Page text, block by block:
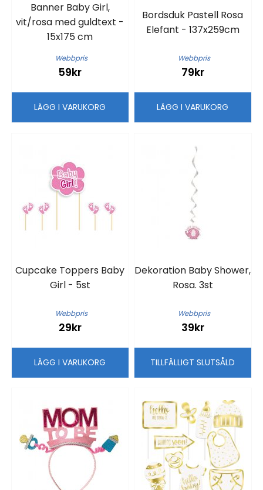
Banner Baby Girl,
vit/rosa med guldtext -
15x175 cm
Webbpris
59kr
LÄGG I VARUKORG
Bordsduk Pastell Rosa
Elefant - 137x259cm
Webbpris
79kr
LÄGG I VARUKORG
Cupcake Toppers Baby
Girl - 5st
Webbpris
29kr
LÄGG I VARUKORG
Dekoration Baby Shower,
Rosa. 3st
Webbpris
39kr
TILLFÄLLIGT SLUTSÅLD